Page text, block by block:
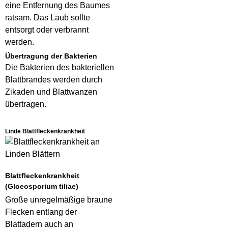
eine Entfernung des Baumes
ratsam. Das Laub sollte
entsorgt oder verbrannt
werden.
Übertragung der Bakterien
Die Bakterien des bakteriellen
Blattbrandes werden durch
Zikaden und Blattwanzen
übertragen.
Linde Blattfleckenkrankheit
Blattfleckenkrankheit
(Gloeosporium tiliae)
Große unregelmäßige braune
Flecken entlang der
Blattadern auch an